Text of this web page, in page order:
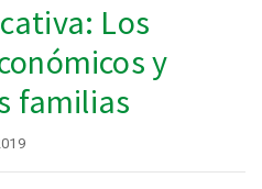
Los
y
familias